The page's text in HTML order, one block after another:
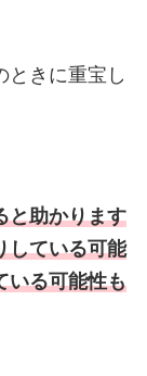
ときに重宝し
と助かります
している可能
いる可能性も